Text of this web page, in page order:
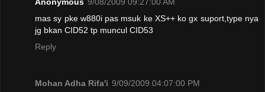
Anonymous 9/08/2009 09:27:00 AM
mas sy pke w880i pas msuk ke XS++ ko gx suport,type nya
jg bkan CID52 tp muncul CID53
Reply
Mohan Adha Rifa'i 9/09/2009 04:07:00 PM